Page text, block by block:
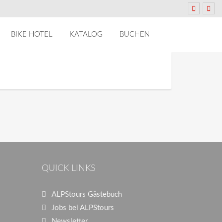
BIKE HOTEL KATALOG BUCHEN
QUICK LINKS
ALPStours Gästebuch
Jobs bei ALPStours